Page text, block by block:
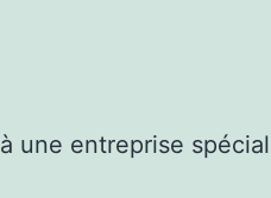
une entreprise